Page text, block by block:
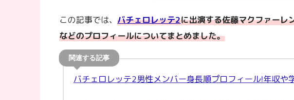
この記事では、 バチェロレッテ2に出演する佐藤マクファーレ
などのプロフィールについてまとめました。
バチェロレッテ2男性メンバー身長順プロフィール!年収や